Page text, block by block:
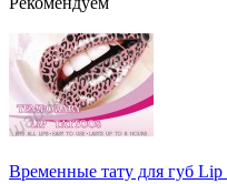
Временные тату для губ Lip